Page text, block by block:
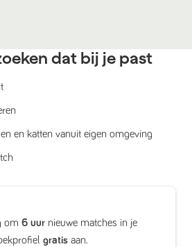
dat bij je past
en katten vanuit eigen omgeving
om 6 uur nieuwe matches in je
gratis aan.